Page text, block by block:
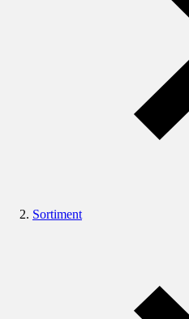
Sortiment